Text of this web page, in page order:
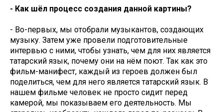
- Как шёл процесс создания данной картины?
- Во-первых, мы отобрали музыкантов, создающих
музыку. Затем уже провели подготовительные
интервью с ними, чтобы узнать, чем для них является
татарский язык, почему они на нём поют. Так как это
фильм-манифест, каждый из героев должен был
поделиться, чем для него является татарский язык. В
нашем фильме человек не просто сидит перед
камерой, мы показываем его деятельность. Мы